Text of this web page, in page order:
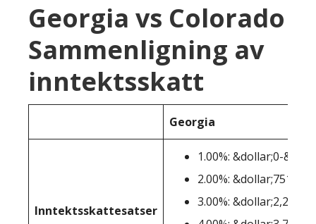
Georgia vs Colorado
Sammenligning av
inntektsskatt
Georgia
Inntektsskattesatser
1.00%: &dollar;0-
2.00%: &dollar;751-
3.00%: &dollar;2,251-